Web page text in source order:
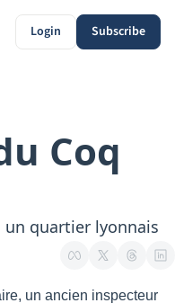
Login Subscribe
Coq
quartier lyonnais
un ancien inspecteur